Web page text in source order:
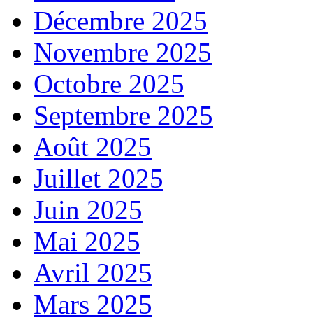
Décembre 2025
Novembre 2025
Octobre 2025
Septembre 2025
Août 2025
Juillet 2025
Juin 2025
Mai 2025
Avril 2025
Mars 2025